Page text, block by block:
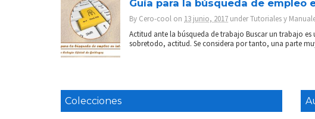
Guía para la búsqueda de empleo
By Cero-cool on 13 junio, 2017 underTutoriales y
Actitud ante la búsqueda de trabajo Buscar un trabajo
sobretodo, actitud. Se considera por tanto, una parte
Colecciones